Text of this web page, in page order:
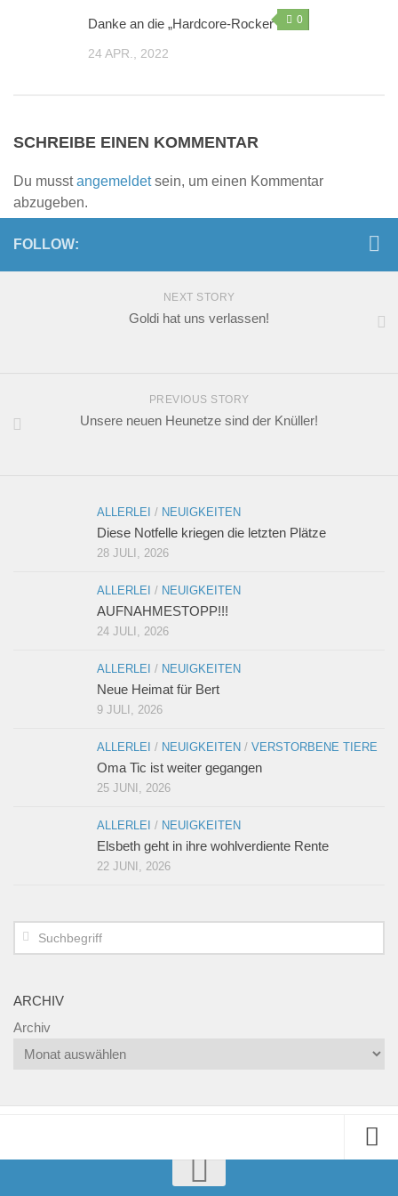
0
Danke an die „Hardcore-Rocker“
24 APR., 2022
SCHREIBE EINEN KOMMENTAR
Du musstangemeldetsein, um einen Kommentar
abzugeben.
FOLLOW:
NEXT STORY
Goldi hat uns verlassen!
PREVIOUS STORY
Unsere neuen Heunetze sind der Knüller!
ALLERLEI / NEUIGKEITEN
Diese Notfelle kriegen die letzten Plätze
28 JULI, 2026
ALLERLEI / NEUIGKEITEN
AUFNAHMESTOPP!!!
24 JULI, 2026
ALLERLEI / NEUIGKEITEN
Neue Heimat für Bert
9 JULI, 2026
ALLERLEI / NEUIGKEITEN / VERSTORBENE TIERE
Oma Tic ist weiter gegangen
25 JUNI, 2026
ALLERLEI / NEUIGKEITEN
Elsbeth geht in ihre wohlverdiente Rente
22 JUNI, 2026
ARCHIV
Archiv